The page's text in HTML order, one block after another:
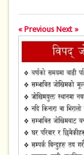
« PreviousNext »